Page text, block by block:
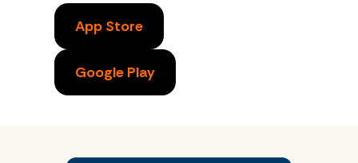
App Store
Google Play